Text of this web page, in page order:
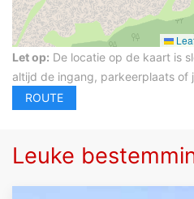
Let op: De locatie op de kaart is
altijd de ingang, parkeerplaats of
Leuke